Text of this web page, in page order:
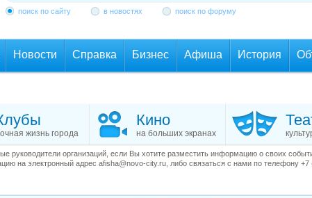
поиск по сайту в новостях
поиск по форуму
Новости Справка Бизнес Афиша История
жизнь города
Кино
на больших экранах
руководители организаций, если Вы хотите разместить информацию о своих
на электронный адрес afisha@novo-city.ru, либо связаться с нами по телефону +7